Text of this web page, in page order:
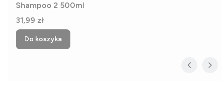
Shampoo 2 500ml
Cena
31,99 zł
Do koszyka